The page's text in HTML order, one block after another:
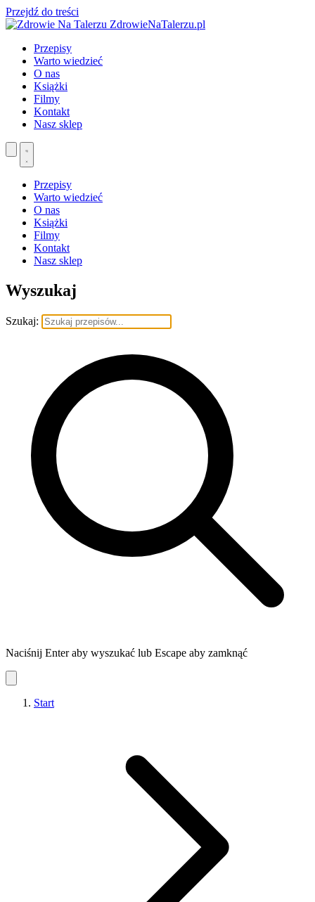
Przejdź do treści
ZdrowieNaTalerzu.pl
Przepisy
Warto wiedzieć
O nas
Książki
Filmy
Kontakt
Nasz sklep
Przepisy
Warto wiedzieć
O nas
Książki
Filmy
Kontakt
Nasz sklep
Wyszukaj
Szukaj:
Naciśnij Enter aby wyszukać lub Escape aby zamknąć
Start